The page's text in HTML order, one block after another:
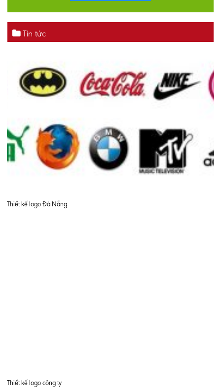
Tin tức
Thiết kế logo Đà Nẵng
Thiết kế logo công ty